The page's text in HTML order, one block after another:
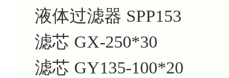
液体过滤器 SPP153
滤芯 GX-250*30
滤芯 GY135-100*20